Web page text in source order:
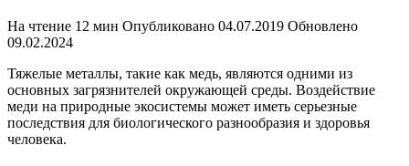
На чтение 12 мин Опубликовано 04.07.2019 Обновлено
09.02.2024
Тяжелые металлы, такие как медь, являются одними из
основных загрязнителей окружающей среды. Воздействие
меди на природные экосистемы может иметь серьезные
последствия для биологического разнообразия и здоровья
человека.